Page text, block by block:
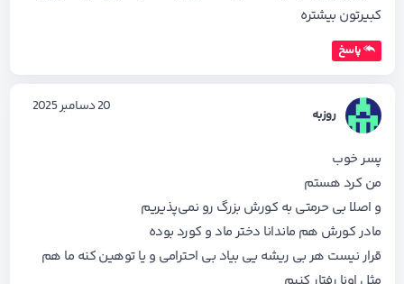
کبیرتون بیشتره
پاسخ
روزبه 20 دسامبر 2025
پسر خوب
من کرد هستم
و اصلا بی حرمتی به کورش بزرگ رو نمی‌پذیریم
مادر کورش هم ماندانا دختر ماد و کورد بوده
قرار نیست هر بی ریشه یی بیاد بی احترامی و یا توهین کنه ما هم